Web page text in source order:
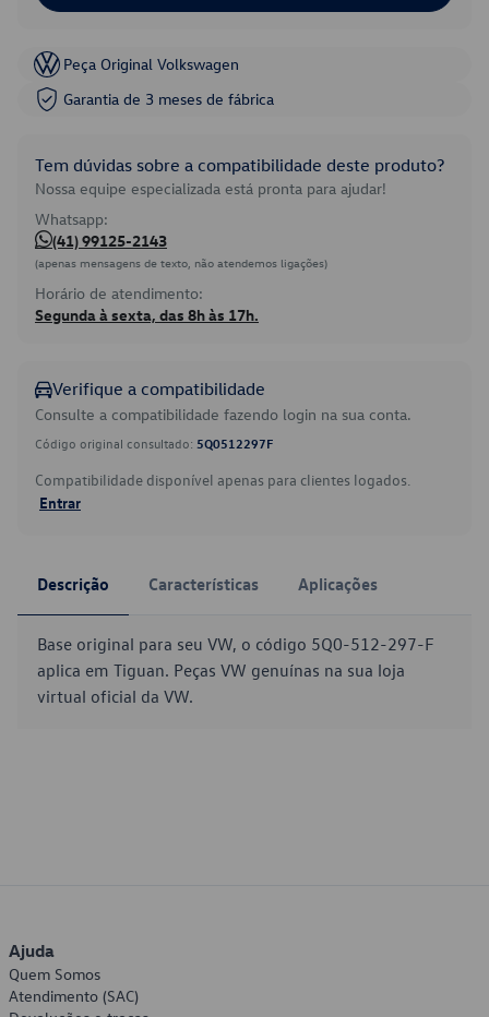
Peça Original Volkswagen
Garantia de 3 meses de fábrica
Tem dúvidas sobre a compatibilidade deste produto?
Nossa equipe especializada está pronta para ajudar!
Whatsapp:
(41) 99125-2143
(apenas mensagens de texto, não atendemos ligações)
Horário de atendimento:
Segunda à sexta, das 8h às 17h.
Verifique a compatibilidade
Consulte a compatibilidade fazendo login na sua conta.
Código original consultado: 5Q0512297F
Compatibilidade disponível apenas para clientes logados.
Entrar
Descrição Características Aplicações
Base original para seu VW, o código 5Q0-512-297-F
aplica em Tiguan. Peças VW genuínas na sua loja
virtual oficial da VW.
Ajuda
Quem Somos
Atendimento (SAC)